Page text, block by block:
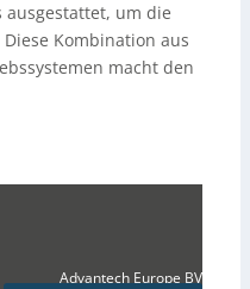
ausgestattet, um die
Kombination aus
macht den
Advantech Europe BV